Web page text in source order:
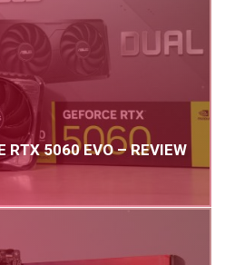
RTX 5060 EVO – REVIEW